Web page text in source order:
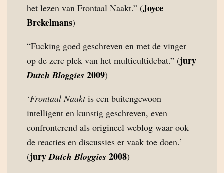
het lezen van Frontaal Naakt.” (Joyce
Brekelmans)
“Fucking goed geschreven en met de vinger
op de zere plek van het multicultidebat.” (jury
Dutch Bloggies 2009)
‘Frontaal Naaktis een buitengewoon
intelligent en kunstig geschreven, even
confronterend als origineel weblog waar ook
de reacties en discussies er vaak toe doen.’
(juryDutch Bloggies 2008)